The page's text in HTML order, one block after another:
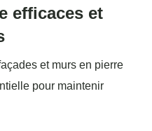
efficaces et
et murs en pierre
pour maintenir